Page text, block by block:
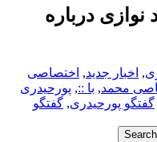
درباره
, اخبار جدید, اختصاصی
محمد, با ::, پورحیدری
گفتگو پورحیدری, گفتگو